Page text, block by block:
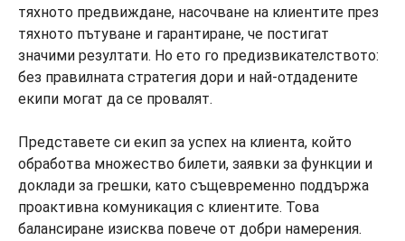
тяхното предвиждане, насочване на клиентите през
тяхното пътуване и гарантиране, че постигат
значими резултати. Но ето го предизвикателството:
без правилната стратегия дори и най-отдадените
екипи могат да се провалят.
Представете си екип за успех на клиента, който
обработва множество билети, заявки за функции и
доклади за грешки, като същевременно поддържа
проактивна комуникация с клиентите. Това
балансиране изисква повече от добри намерения.